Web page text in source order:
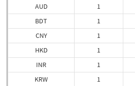
AUD
BDT
CNY
HKD
INR
KRW
1
1
1
1
1
1